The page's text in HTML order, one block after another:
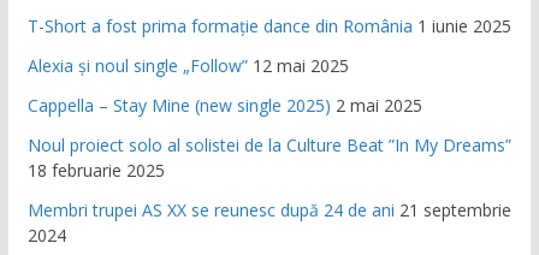
T-Short a fost prima formație dance din România 1 iunie 2025
Alexia și noul single „Follow” 12 mai 2025
Cappella – Stay Mine (new single 2025) 2 mai 2025
Noul proiect solo al solistei de la Culture Beat ”In My Dreams”
18 februarie 2025
Membri trupei AS XX se reunesc după 24 de ani 21 septembrie
2024